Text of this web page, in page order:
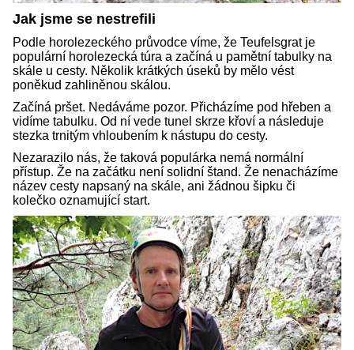
Jak jsme se nestrefili
Podle horolezeckého průvodce víme, že Teufelsgrat je
populární horolezecká túra a začíná u pamětní tabulky na
skále u cesty. Několik krátkých úseků by mělo vést
poněkud zahliněnou skálou.
Začíná pršet. Nedáváme pozor. Přicházíme pod hřeben a
vidíme tabulku. Od ní vede tunel skrze křoví a následuje
stezka trnitým vhloubením k nástupu do cesty.
Nezarazilo nás, že taková populárka nemá normální
přístup. Že na začátku není solidní štand. Že nenacházíme
název cesty napsaný na skále, ani žádnou šipku či
kolečko oznamující start.